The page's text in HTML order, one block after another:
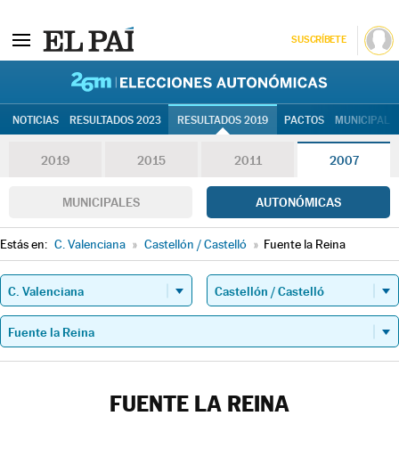
SUSCRÍBETE
NOTICIAS RESULTADOS 2023 RESULTADOS 2019 PACTOS
2019 2015 2011 2007
MUNICIPALES AUTONÓMICAS
Estás en: C. Valenciana » Castellón / Castelló » Fuente la Reina
FUENTE LA REINA